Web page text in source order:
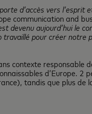
d’accès vers
communication and
devenu aujourd’hui le
travaillé pour créer notre
contexte responsable
d’Europe.
tandis que plus